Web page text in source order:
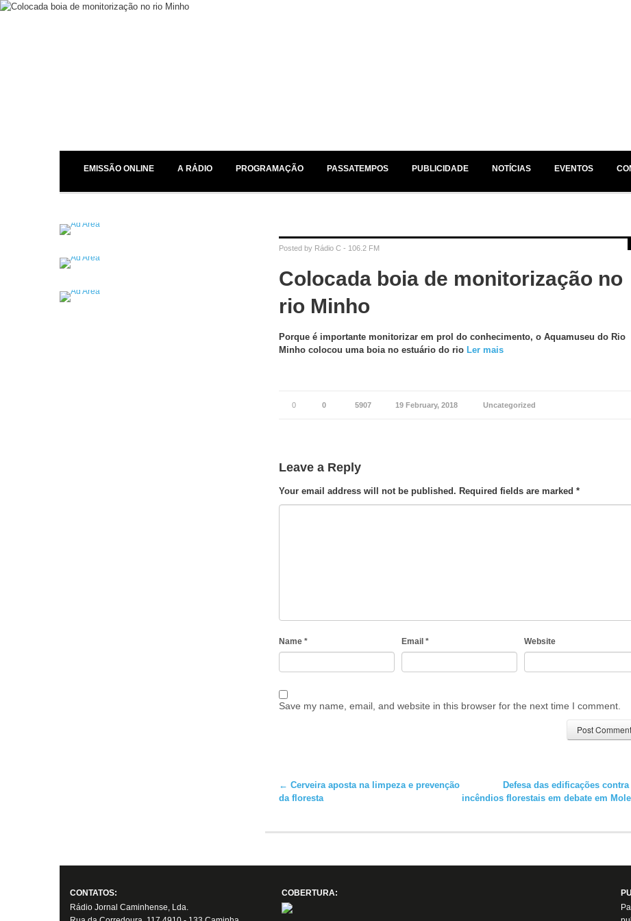
EMISSÃO ONLINE A RÁDIO PROGRAMAÇÃO PASSATEMPOS PUBLICIDADE NOTÍCIAS EVENTOS
Posted by Rádio C - 106.2 FM
Colocada boia de monitorização no
rio Minho
Porque é importante monitorizar em prol do conhecimento, o Aquamuseu do Rio
Minho colocou uma boia no estuário do rio Ler mais
0 0 5907 19 February, 2018 Uncategorized
Leave a Reply
Your email address will not be published. Required fields are marked *
Name * Email * Website
Save my name, email, and website in this browser for the next time I comment.
← Cerveira aposta na limpeza e prevenção
da floresta
Defesa das edificações
incêndios florestais em debate em
CONTATOS:
Rádio Jornal Caminhense, Lda.
COBERTURA: